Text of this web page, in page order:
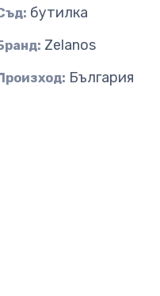
бутилка
Zelanos
България